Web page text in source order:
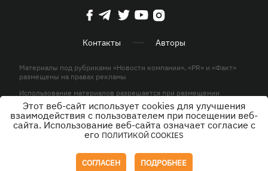
Контакты Авторы
Материалы под рубриками «Новости компании», «PR» и «Факт»
размещены на правах рекламы
Использование материалов разрешается при размещении
активной гиперссылки на KP.UA в первом абзаце.
© ООО «ЮЛАВ МЕДИА»,2026. Все права защищены.
Этот веб-сайт использует cookies для улучшения
взаимодействия с пользователем при посещении веб-
сайта. Использование веб-сайта означает согласие с
его ПОЛИТИКОЙ COOKIES
СОГЛАСЕН ПОДРОБНЕЕ